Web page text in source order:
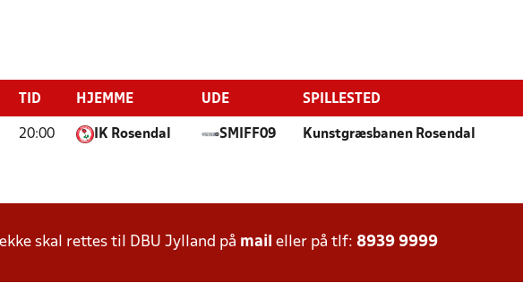
TID HJEMME UDE SPILLESTED
20:00 IK Rosendal SMIFF09 Kunstgræsbanen Rosendal
skal rettes til DBU Jylland på mail eller på tlf: 8939 9999